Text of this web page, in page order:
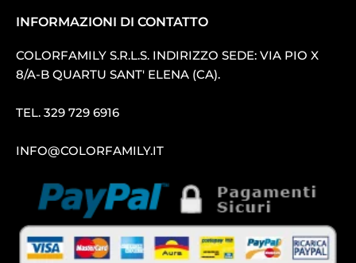
INFORMAZIONI DI CONTATTO
COLORFAMILY S.R.L.S. INDIRIZZO SEDE: VIA PIO X
8/A-B QUARTU SANT′ ELENA (CA).
TEL. 329 729 6916
INFO@COLORFAMILY.IT